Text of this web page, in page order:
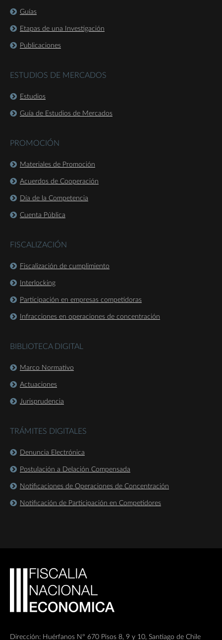
Guías
Etapas de una Investigación
Publicaciones
ESTUDIOS DE MERCADOS
Estudios
Guía de Estudios de Mercados
PROMOCIÓN
Materiales de Promoción
Acuerdos de Cooperación
Día de la Competencia
Cuenta Pública
FISCALIZACIÓN
Fiscalización de cumplimiento
Interlocking
Participación en empresas competidoras
Infracciones en operaciones de concentración
BIBLIOTECA DIGITAL
Marco Normativo
Actuaciones
Jurisprudencia
TRÁMITES DIGITALES
Denuncia Electrónica
Postulación a Delación Compensada
Notificaciones de Operaciones de Concentración
Notificación de Participación en Competidores
Dirección: Huérfanos Nº 670 Pisos 8, 9 y 10, Santiago de Chile